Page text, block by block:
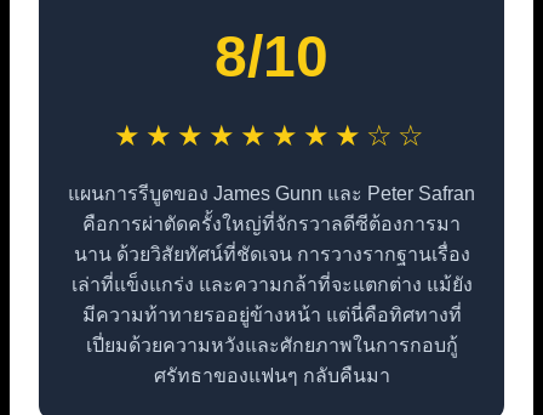
8/10
★★★★★★★★☆☆
แผนการรีบูตของ James Gunn และ Peter Safran
คือการผ่าตัดครั้งใหญ่ที่จักรวาลดีซีต้องการมา
นาน ด้วยวิสัยทัศน์ที่ชัดเจน การวางรากฐานเรื่อง
เล่าที่แข็งแกร่ง และความกล้าที่จะแตกต่าง แม้ยัง
มีความท้าทายรออยู่ข้างหน้า แต่นี่คือทิศทางที่
เปี่ยมด้วยความหวังและศักยภาพในการกอบกู้
ศรัทธาของแฟนๆ กลับคืนมา